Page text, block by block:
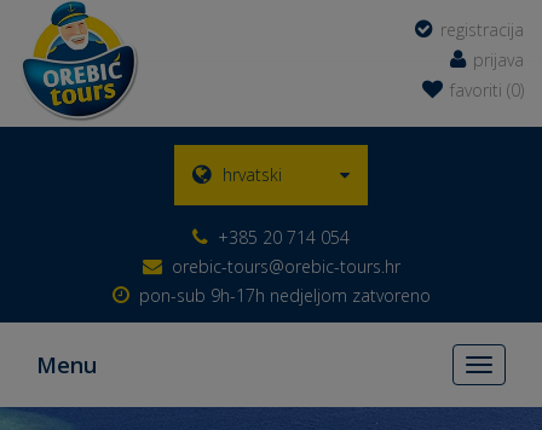
registracija
prijava
favoriti (0)
hrvatski
+385 20 714 054
orebic-tours@orebic-tours.hr
pon-sub 9h-17h nedjeljom zatvoreno
Toggle
Menu